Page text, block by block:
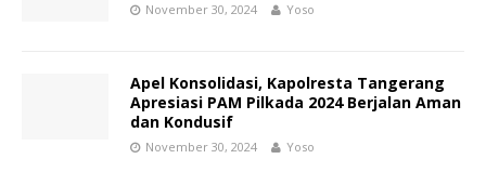
November 30, 2024 Yoso
Apel Konsolidasi, Kapolresta Tangerang
Apresiasi PAM Pilkada 2024 Berjalan Aman
dan Kondusif
November 30, 2024 Yoso